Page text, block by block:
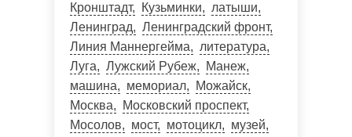
Кронштадт
Кузьминки
латыши
Ленинград
Ленинградский фронт
Линия Маннергейма
литература
Луга
Лужский Рубеж
Манеж
машина
мемориал
Можайск
Москва
Московский проспект
Мосолов
мост мотоцикл
музей